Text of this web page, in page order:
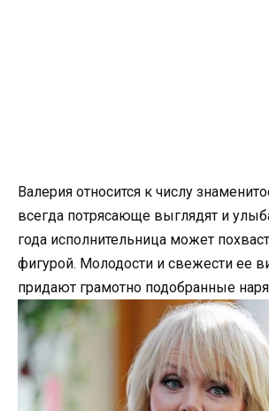
Валерия относится к числу
всегда потрясающе выглядят и
года исполнительница может
фигурой. Молодости и свежести ее
придают грамотно подобранные